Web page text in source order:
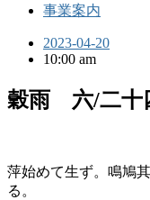
事業案内
2023-04-20
10:00 am
穀雨 六/二十
萍始めて生ず。鳴鳩
る。